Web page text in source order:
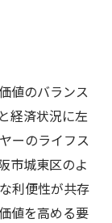
値のバランス
経済状況に左
ーのライフス
市城東区のよ
利便性が共存
値を高める要